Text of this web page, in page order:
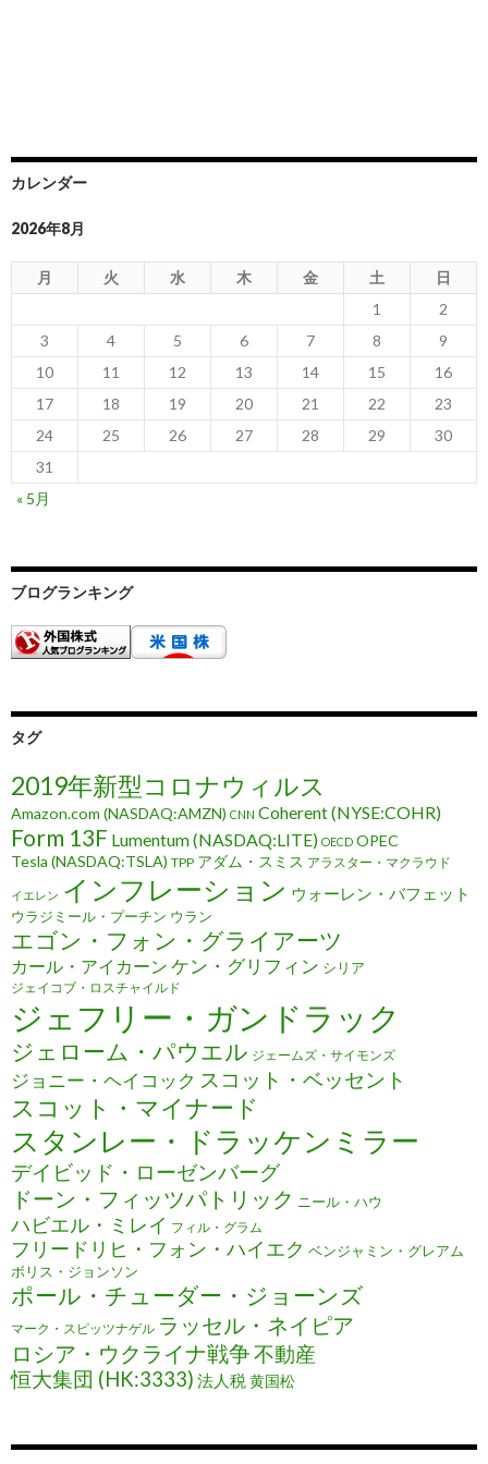
カレンダー
2026年8月
月 火 水 木 金 土
日
1
2
3
4 5 6 7 8
9
10
11 12 13 14 15
16
17
18 19 20 21 22
23
24
25 26 27 28 29
30
31
« 5月
ブログランキング
タグ
2019年新型コロナウィルス
Amazon.com (NASDAQ:AMZN) CNN Coherent (NYSE:COHR)
Form 13F Lumentum (NASDAQ:LITE) OECD OPEC
Tesla (NASDAQ:TSLA) TPP アダム・スミス アラスター・マクラウド
イエレン インフレーション ウォーレン・バフェット
ウラジミール・プーチン ウラン
エゴン・フォン・グライアーツ
カール・アイカーン ケン・グリフィン シリア
ジェイコブ・ロスチャイルド
ジェフリー・ガンドラック
ジェローム・パウエル ジェームズ・サイモンズ
ジョニー・ヘイコック スコット・ベッセント
スコット・マイナード
スタンレー・ドラッケンミラー
デイビッド・ローゼンバーグ
ドーン・フィッツパトリック ニール・ハウ
ハビエル・ミレイ フィル・グラム
フリードリヒ・フォン・ハイエク ベンジャミン・グレアム
ボリス・ジョンソン
ポール・チューダー・ジョーンズ
マーク・スピッツナゲル ラッセル・ネイピア
ロシア・ウクライナ戦争不動産
恒大集団 (HK:3333) 法人税黄国松